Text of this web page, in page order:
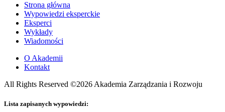
Strona główna
Wypowiedzi eksperckie
Eksperci
Wykłady
Wiadomości
O Akademii
Kontakt
All Rights Reserved ©2026 Akademia Zarządzania i Rozwoju
Lista zapisanych wypowiedzi: